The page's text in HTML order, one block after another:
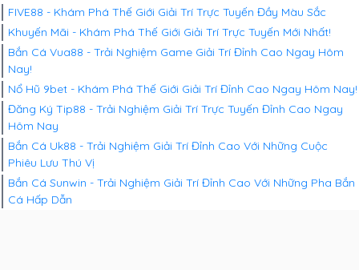
FIVE88 - Khám Phá Thế Giới Giải Trí Trực Tuyến Đầy Màu Sắc
Khuyến Mãi - Khám Phá Thế Giới Giải Trí Trực Tuyến Mới Nhất!
Bắn Cá Vua88 - Trải Nghiệm Game Giải Trí Đỉnh Cao Ngay Hôm
Nay!
Nổ Hũ 9bet - Khám Phá Thế Giới Giải Trí Đỉnh Cao Ngay Hôm Nay!
Đăng Ký Tip88 - Trải Nghiệm Giải Trí Trực Tuyến Đỉnh Cao Ngay
Hôm Nay
Bắn Cá Uk88 - Trải Nghiệm Giải Trí Đỉnh Cao Với Những Cuộc
Phiêu Lưu Thú Vị
Bắn Cá Sunwin - Trải Nghiệm Giải Trí Đỉnh Cao Với Những Pha Bắn
Cá Hấp Dẫn